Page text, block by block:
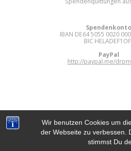
Wir benutzen Cookies um
der Webseite zu verbessen.
stimmst Du
DIGITAL RETRO
Spendenkonto
IBAN DE64 5055 0020
BIC
PayPal
http://paypal.me/